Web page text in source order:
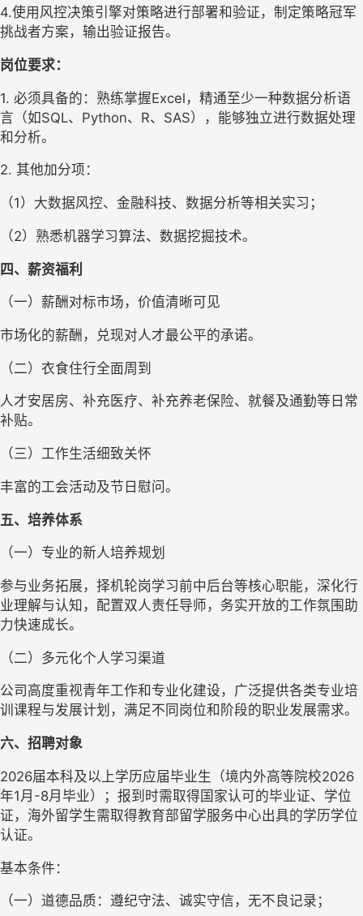
4.使用风控决策引擎对策略进行部署和验证，制定策略冠军
挑战者方案，输出验证报告。
岗位要求：
1. 必须具备的：熟练掌握Excel，精通至少一种数据分析语
言（如SQL、Python、R、SAS），能够独立进行数据处理
和分析。
2. 其他加分项：
（1）大数据风控、金融科技、数据分析等相关实习；
（2）熟悉机器学习算法、数据挖掘技术。
四、 薪资福利
（一） 薪酬对标市场，价值清晰可见
市场化的薪酬，兑现对人才最公平的承诺。
（二） 衣食住行全面周到
人才安居房、补充医疗、补充养老保险、就餐及通勤等日常
补贴。
（三） 工作生活细致关怀
丰富的工会活动及节日慰问。
五、 培养体系
（一） 专业的新人培养规划
参与业务拓展，择机轮岗学习前中后台等核心职能，深化行
业理解与认知，配置双人责任导师，务实开放的工作氛围助
力快速成长。
（二） 多元化个人学习渠道
公司高度重视青年工作和专业化建设，广泛提供各类专业培
训课程与发展计划，满足不同岗位和阶段的职业发展需求。
六、 招聘对象
2026届本科及以上学历应届毕业生 （境内外高等院校2026
年1月-8月毕业）
；报到时需取得国家认可的毕业证、学位
证，海外留学生需取得教育部留学服务中心出具的学历学位
认证。
基本条件：
（一） 道德品质：遵纪守法、诚实守信，无不良记录；